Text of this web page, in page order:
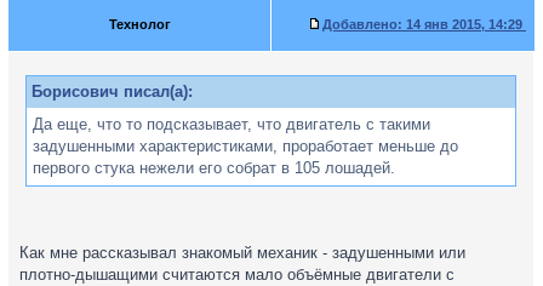
Технолог Добавлено: 14 янв 2015, 14:29
Борисович писал(а):
Да еще, что то подсказывает, что двигатель с такими
задушенными характеристиками, проработает меньше до
первого стука нежели его собрат в 105 лошадей.
Как мне рассказывал знакомый механик - задушенными или
плотно-дышащими считаются мало объёмные двигатели с